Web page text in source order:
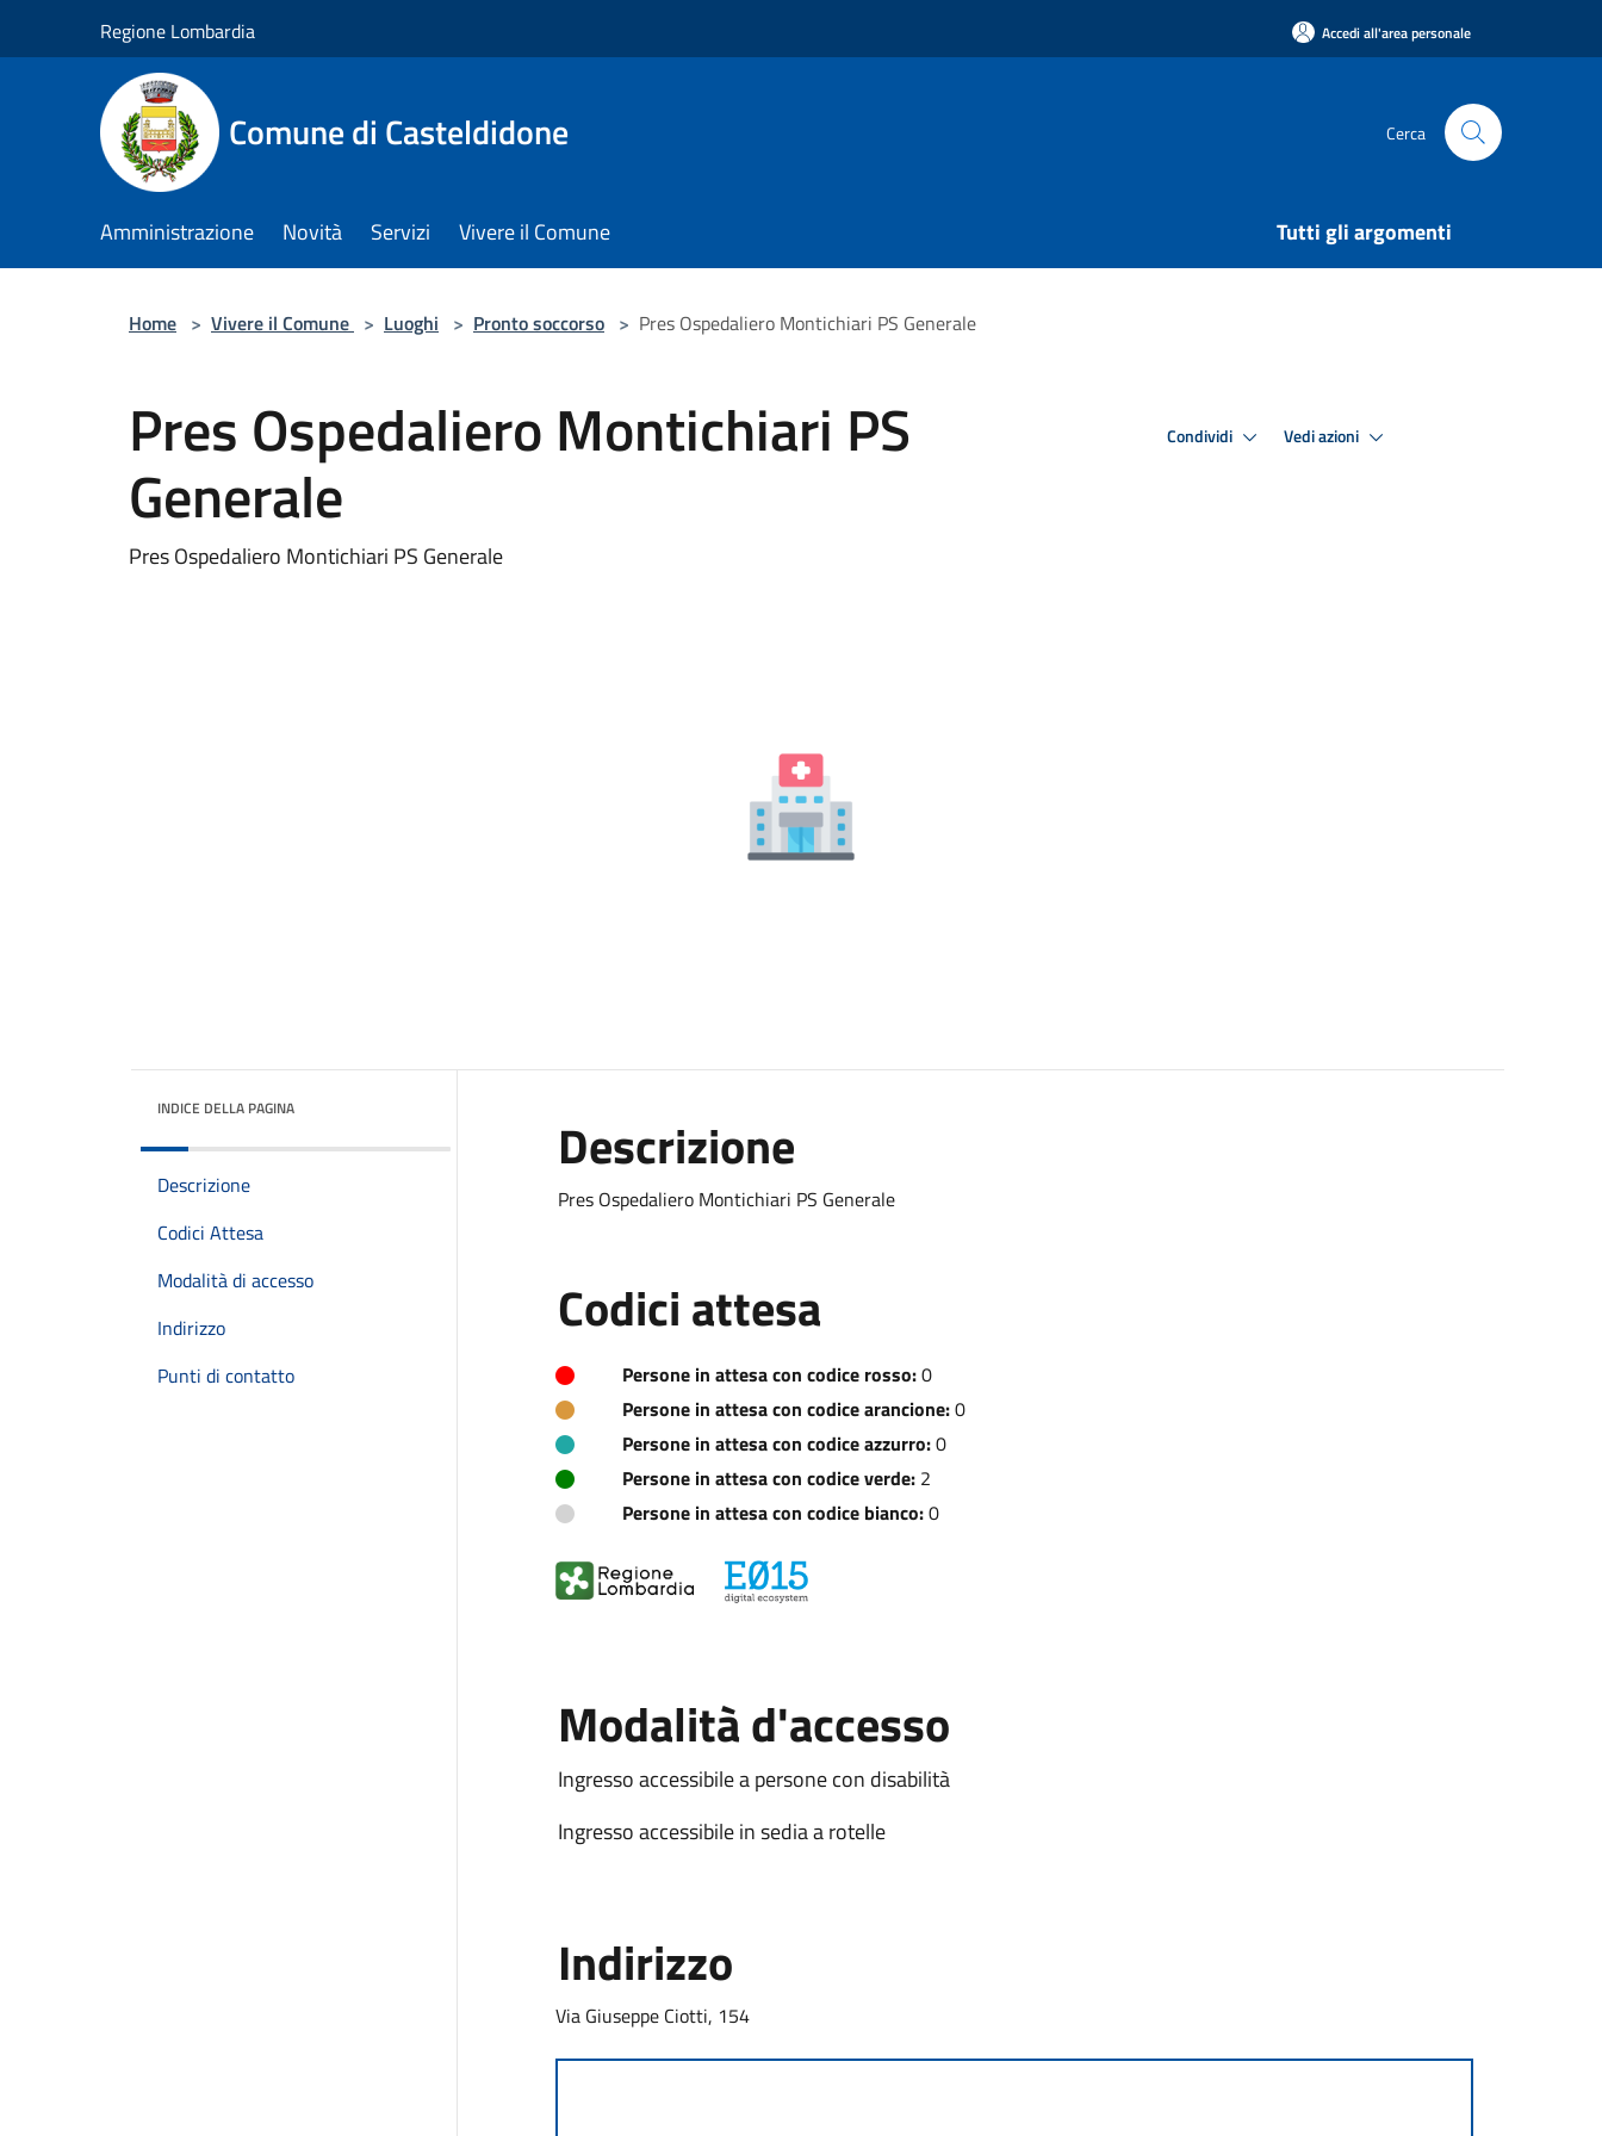
Regione Lombardia Accedi all'area personale
Comune di Casteldidone Cerca
Amministrazione Novità Servizi Vivere il Comune Tutti gli argomenti
Home > Vivere il Comune > Luoghi > Pronto soccorso > Pres Ospedaliero Montichiari PS Generale
Pres Ospedaliero Montichiari PS
Generale
Pres Ospedaliero Montichiari PS Generale
Condividi Vedi azioni
INDICE DELLA PAGINA
Descrizione
Codici Attesa
Modalità di accesso
Indirizzo
Punti di contatto
Descrizione
Pres Ospedaliero Montichiari PS Generale
Codici attesa
Persone in attesa con codice rosso:0
Persone in attesa con codice arancione:0
Persone in attesa con codice azzurro:0
Persone in attesa con codice verde:2
Persone in attesa con codice bianco:0
Modalità d'accesso
Ingresso accessibile a persone con disabilità
Ingresso accessibile in sedia a rotelle
Indirizzo
Via Giuseppe Ciotti, 154